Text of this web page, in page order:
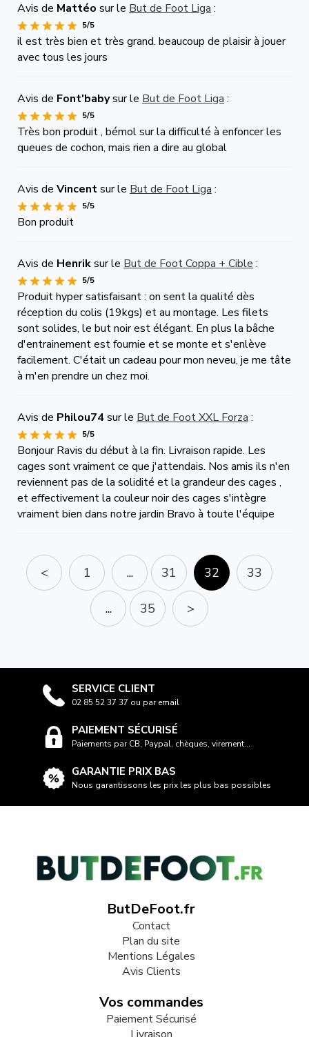
Avis de Mattéo sur le But de Foot Liga :
5/5
il est très bien et très grand. beaucoup de plaisir à jouer
avec tous les jours
Avis de Font'babysur le But de Foot Liga :
5/5
Très bon produit , bémol sur la difficulté à enfoncer les
queues de cochon, mais rien a dire au global
Avis de Vincentsur le But de Foot Liga :
5/5
Bon produit
Avis de Henriksur le But de Foot Coppa + Cible :
5/5
Produit hyper satisfaisant : on sent la qualité dès
réception du colis (19kgs) et au montage. Les filets
sont solides, le but noir est élégant. En plus la bâche
d'entrainement est fournie et se monte et s'enlève
facilement. C'était un cadeau pour mon neveu, je me tâte
à m'en prendre un chez moi.
Avis de Philou74sur le But de Foot XXL Forza :
5/5
Bonjour Ravis du début à la fin. Livraison rapide. Les
cages sont vraiment ce que j'attendais. Nos amis ils n'en
reviennent pas de la solidité et la grandeur des cages ,
et effectivement la couleur noir des cages s'intègre
vraiment bien dans notre jardin Bravo à toute l'équipe
< 1 ... 31 32 33
... 35 >
SERVICE CLIENT
02 85 52 37 37 ou par email
PAIEMENT SÉCURISÉ
Paiements par CB, Paypal, chèques, virement...
GARANTIE PRIX BAS
Nous garantissons les prix les plus bas possibles
ButDeFoot.fr
Contact
Plan du site
Mentions Légales
Avis Clients
Vos commandes
Paiement Sécurisé